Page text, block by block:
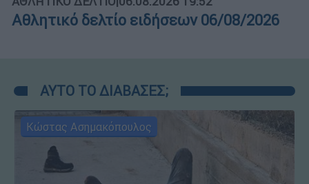
Αθλητικό δελτίο ειδήσεων 06/08/2026
ΑΥΤΟ ΤΟ ΔΙΑΒΑΣΕΣ;
Κώστας Ασημακόπουλος